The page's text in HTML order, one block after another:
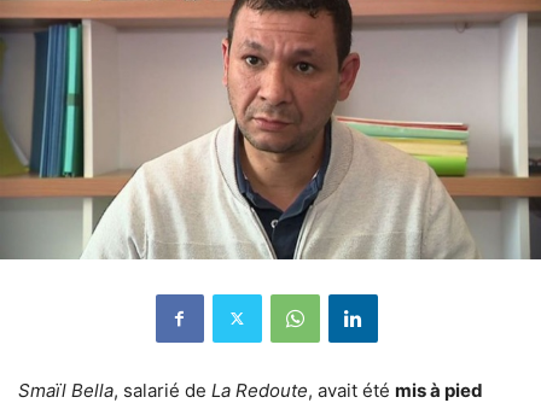
Smaïl Bella, salarié de La Redoute, avait été mis à pied